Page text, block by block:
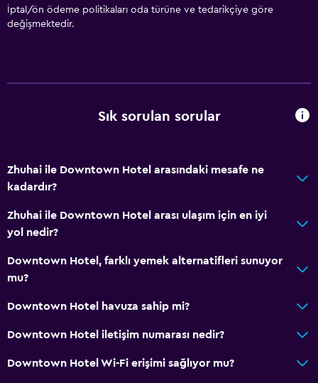
Çamaşırhane
Çamaşır yıkama tesisleri
Banyo
Yapılacaklar
Oyun odası
Genel
İptal/ön ödeme politikaları oda türüne ve tedarikçiye göre
değişmektedir.
Sık sorulan sorular
Zhuhai ile Downtown Hotel arasındaki mesafe ne
kadardır?
Zhuhai ile Downtown Hotel arası ulaşım için en iyi
yol nedir?
Downtown Hotel, farklı yemek alternatifleri sunuyor
mu?
Downtown Hotel havuza sahip mi?
Downtown Hotel iletişim numarası nedir?
Downtown Hotel Wi-Fi erişimi sağlıyor mu?